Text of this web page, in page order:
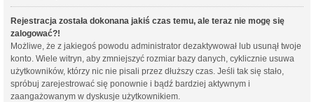
Rejestracja została dokonana jakiś czas temu, ale teraz nie mogę się
zalogować?!
Możliwe, że z jakiegoś powodu administrator dezaktywował lub usunął twoje
konto. Wiele witryn, aby zmniejszyć rozmiar bazy danych, cyklicznie usuwa
użytkowników, którzy nic nie pisali przez dłuższy czas. Jeśli tak się stało,
spróbuj zarejestrować się ponownie i bądź bardziej aktywnym i
zaangażowanym w dyskusje użytkownikiem.